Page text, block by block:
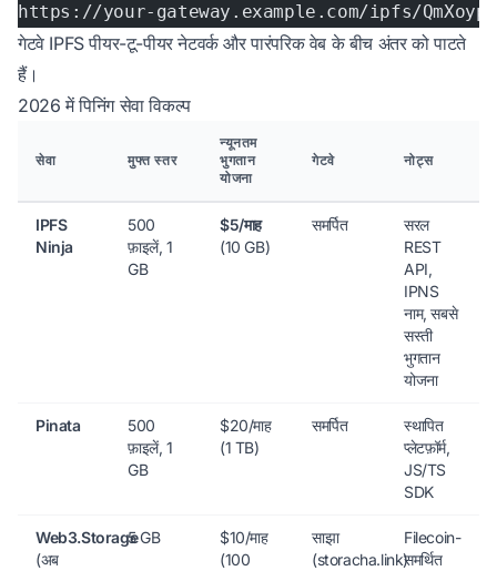
https://your-gateway.example.com/ipfs/
गेटवे IPFS पीयर-टू-पीयर नेटवर्क और पारंपरिक वेब के बीच अंतर को पाटते
हैं।
2026 में पिनिंग सेवा विकल्प
सेवा मुफ्त स्तर
न्यूनतम
भुगतान
योजना
गेटवे नोट्स
IPFS
Ninja
500
फ़ाइलें, 1
GB
$5/माह
(10 GB)
समर्पित
सरल
REST
API,
IPNS
नाम, सबसे
सस्ती
भुगतान
योजना
Pinata
500
फ़ाइलें, 1
GB
$20/माह
(1 TB)
समर्पित
स्थापित
प्लेटफ़ॉर्म,
JS/TS
SDK
Web3.Storage
(अब
5 GB
$10/माह
(100
साझा
(storacha.link)
Filecoin-
समर्थित